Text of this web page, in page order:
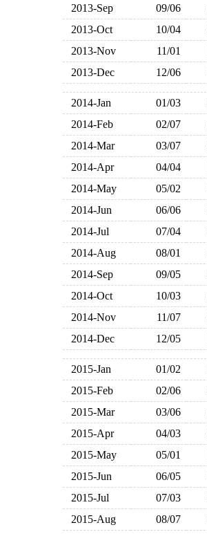
2013-Sep
09/06
2013-Oct
10/04
2013-Nov
11/01
2013-Dec
12/06
2014-Jan 01/03
2014-Feb
02/07
2014-Mar
03/07
2014-Apr
04/04
2014-May
05/02
2014-Jun
06/06
2014-Jul
07/04
2014-Aug
08/01
2014-Sep
09/05
2014-Oct
10/03
2014-Nov
11/07
2014-Dec
12/05
2015-Jan 01/02
2015-Feb
02/06
2015-Mar
03/06
2015-Apr
04/03
2015-May
05/01
2015-Jun
06/05
2015-Jul
07/03
2015-Aug
08/07